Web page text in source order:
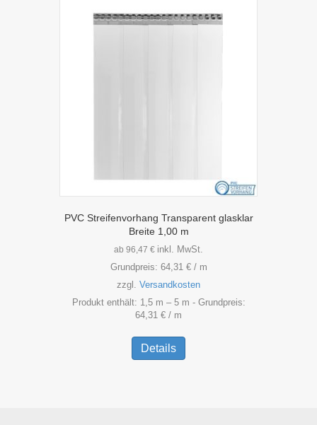
auf.
Die
PVC Streifenvorhang Transparent glasklar
Breite 1,00 m
ab 96,47 € inkl. MwSt.
Grundpreis: 64,31 €/ m
zzgl. Versandkosten
Produkt enthält: 1,5 m – 5 m - Grundpreis:
64,31 € / m
Details
weist